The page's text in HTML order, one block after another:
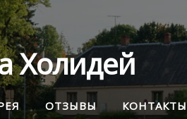
Холидей
OТЗЫВЫ КОНТАКТЫ